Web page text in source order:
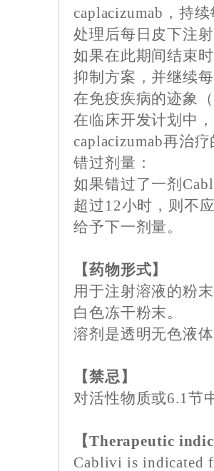
caplacizumab，持
处理后每日皮下注
如果在此期间结束
抑制方案，并继续
在免疫疾病的迹象
在临床开发计划中
caplacizumab再治
错过剂量：
如果错过了一剂
超过12小时，则不
给予下一剂量。
【药物形式】
用于注射溶液的粉
白色冻干粉末。
溶剂是透明无色液
【禁忌】
对活性物质或6.1节
【Therapeutic
Cablivi is indicated